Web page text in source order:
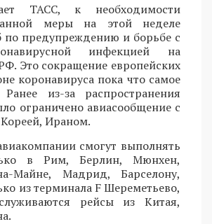
ТАСС, к необходимости
меры на этой неделе
предупреждению и борьбе с
инфекцией на
Это сокращение европейских
коронавируса пока что самое
Ранее из-за распространения
ограничено авиасообщение с
Ираном.
смогут выполнять
в Рим, Берлин, Мюнхен,
Майне, Мадрид, Барселону,
из терминала F Шереметьево,
рейсы из Китая,